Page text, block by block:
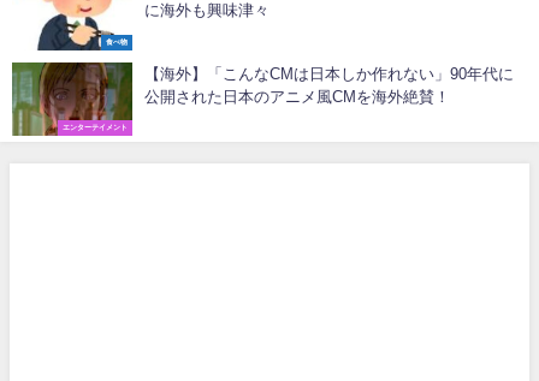
食べ物
に海外も興味津々
エンターテイメント
【海外】「こんなCMは日本しか作れない」90年代に
公開された日本のアニメ風CMを海外絶賛！